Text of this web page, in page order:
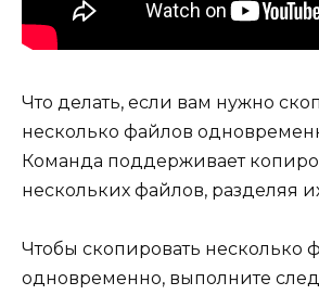
Что делать, если вам нужно
несколько файлов
Команда поддерживает
нескольких файлов, разделяя
Чтобы скопировать несколько
одновременно, выполните